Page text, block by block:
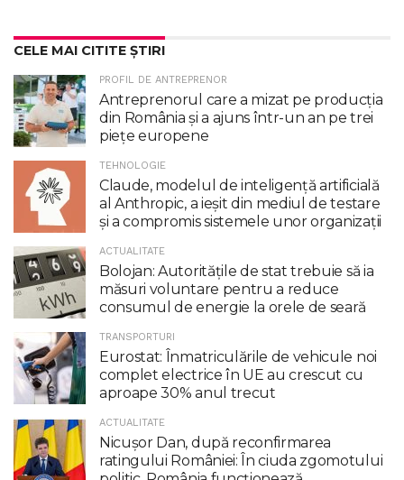
CELE MAI CITITE ȘTIRI
PROFIL DE ANTREPRENOR
Antreprenorul care a mizat pe producția
din România și a ajuns într-un an pe trei
piețe europene
TEHNOLOGIE
Claude, modelul de inteligenţă artificială
al Anthropic, a ieşit din mediul de testare
şi a compromis sistemele unor organizaţii
ACTUALITATE
Bolojan: Autoritățile de stat trebuie să ia
măsuri voluntare pentru a reduce
consumul de energie la orele de seară
TRANSPORTURI
Eurostat: Înmatriculările de vehicule noi
complet electrice în UE au crescut cu
aproape 30% anul trecut
ACTUALITATE
Nicuşor Dan, după reconfirmarea
ratingului României: În ciuda zgomotului